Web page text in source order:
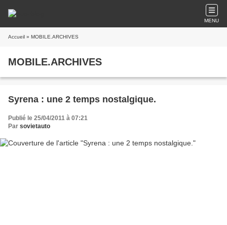
MENU
Accueil » MOBILE.ARCHIVES
MOBILE.ARCHIVES
Syrena : une 2 temps nostalgique.
Publié le 25/04/2011 à 07:21
Par sovietauto